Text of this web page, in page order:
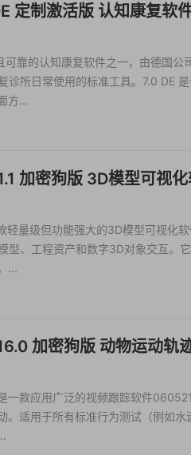
定制激活版 认知康复软
靠的认知康复软件之一，由德国公
诊所日常使用的标准工具。7.0 DE
方...
加密狗版 3D模型可视
轻量级但功能强大的3D模型可视化
型、工程资产和数字3D对象交互。
...
加密狗版 动物运动轨
跟踪软件EthoVisionXT
一款应用广泛的视频跟踪软件
。适用于所有标准行为测试（例如水